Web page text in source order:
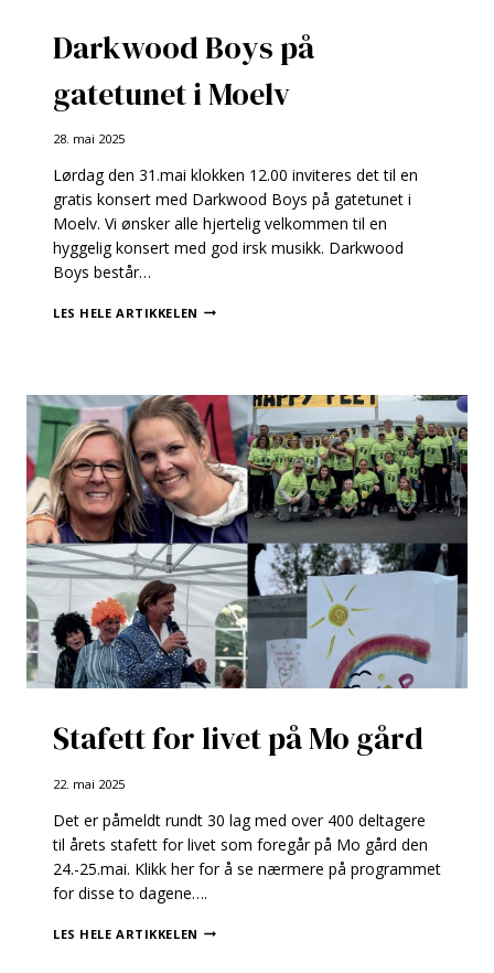
Darkwood Boys på
gatetunet i Moelv
28. mai 2025
Lørdag den 31.mai klokken 12.00 inviteres det til en
gratis konsert med Darkwood Boys på gatetunet i
Moelv. Vi ønsker alle hjertelig velkommen til en
hyggelig konsert med god irsk musikk. Darkwood
Boys består…
LES HELE ARTIKKELEN DARKWOOD
MOELV
Stafett for livet på Mo gård
22. mai 2025
Det er påmeldt rundt 30 lag med over 400 deltagere
til årets stafett for livet som foregår på Mo gård den
24.-25.mai. Klikk her for å se nærmere på programmet
for disse to dagene….
LES HELE ARTIKKELEN STAFETT